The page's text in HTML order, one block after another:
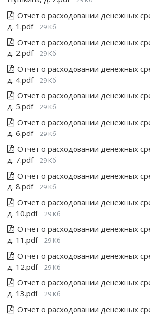
Отчет о расходовании денежных
д. 1.pdf
29 Кб
Отчет о расходовании денежных
д. 2.pdf
29 Кб
Отчет о расходовании денежных
д. 4.pdf
29 Кб
Отчет о расходовании денежных
д. 5.pdf
29 Кб
Отчет о расходовании денежных
д. 6.pdf
29 Кб
Отчет о расходовании денежных
д. 7.pdf
29 Кб
Отчет о расходовании денежных
д. 8.pdf
29 Кб
Отчет о расходовании денежных
д. 10.pdf
29 Кб
Отчет о расходовании денежных
д. 11.pdf
29 Кб
Отчет о расходовании денежных
д. 12.pdf
29 Кб
Отчет о расходовании денежных
д. 13.pdf
29 Кб
Отчет о расходовании денежных